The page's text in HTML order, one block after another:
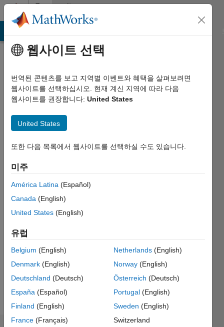
콘텐츠로 바로 가기
Community
Profile
younghwa
park
Last
대략
1개월 전
2023년부터
Followers:
Following:
Follow
웹사이트 선택
번역된 콘텐츠를 보고 지역별 이벤트와 혜택을 살펴보려면
웹사이트를 선택하십시오. 현재 계신 지역에 따라 다음
웹사이트를 권장합니다: United States
United States
또한 다음 목록에서 웹사이트를 선택하실 수도 있습니다.
미주
América Latina (Español)
Canada (English)
United States (English)
유럽
Belgium (English)
Denmark (English)
Deutschland (Deutsch)
España (Español)
Finland (English)
France (Français)
Netherlands(English)
Norway(English)
Österreich (Deutsch)
Portugal(English)
Sweden (English)
Switzerland